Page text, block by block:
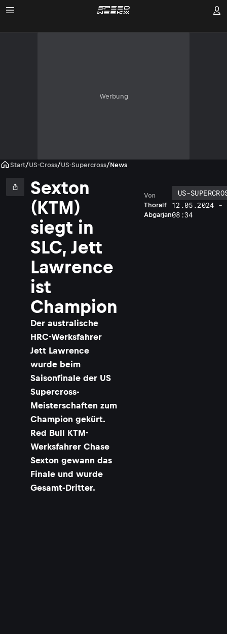
Werbung
Start/US-Cross/US-Supercross/News
Sexton
(KTM)
siegt in
SLC, Jett
Lawrence
ist
Champion
Der australische
HRC-Werksfahrer
Jett Lawrence
wurde beim
Saisonfinale der US
Supercross-
Meisterschaften zum
Champion gekürt.
Red Bull KTM-
Werksfahrer Chase
Sexton gewann das
Finale und wurde
Gesamt-Dritter.
Thoralf
Abgarjan
Von
US-
12.05.2024 -
08:34